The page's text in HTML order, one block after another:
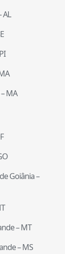
AL
PI
–MA
Goiânia–
–MT
–MS